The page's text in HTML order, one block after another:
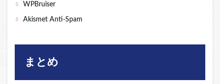
WPBruiser
Akismet Anti-Spam
まとめ